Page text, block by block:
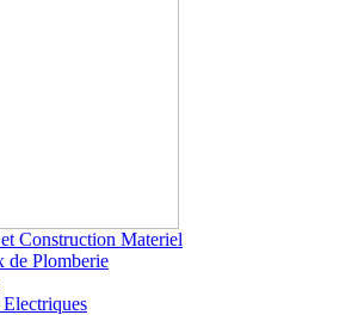
Construction Materiel
de Plomberie